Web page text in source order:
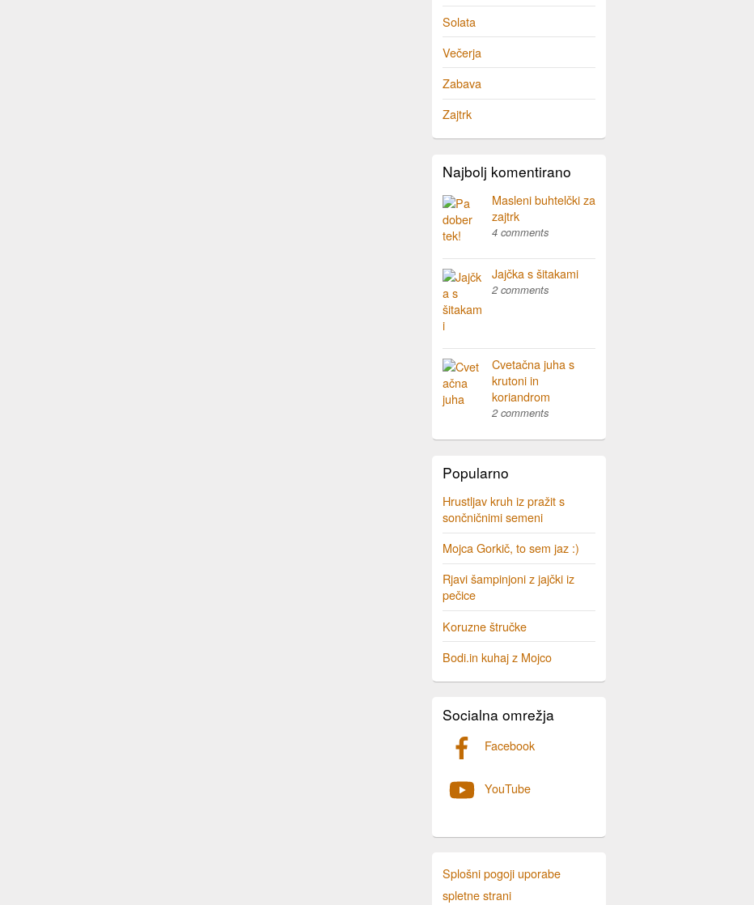
Solata
Večerja
Zabava
Zajtrk
Najbolj komentirano
Masleni buhtelčki za
zajtrk
4 comments
Jajčka s šitakami
2 comments
Cvetačna juha s
krutoni in
koriandrom
2 comments
Popularno
Hrustljav kruh iz pražit s
sončničnimi semeni
Mojca Gorkič, to sem jaz :)
Rjavi šampinjoni z jajčki iz
pečice
Koruzne štručke
Bodi.in kuhaj z Mojco
Socialna omrežja
Facebook
YouTube
Splošni pogoji uporabe
spletne strani